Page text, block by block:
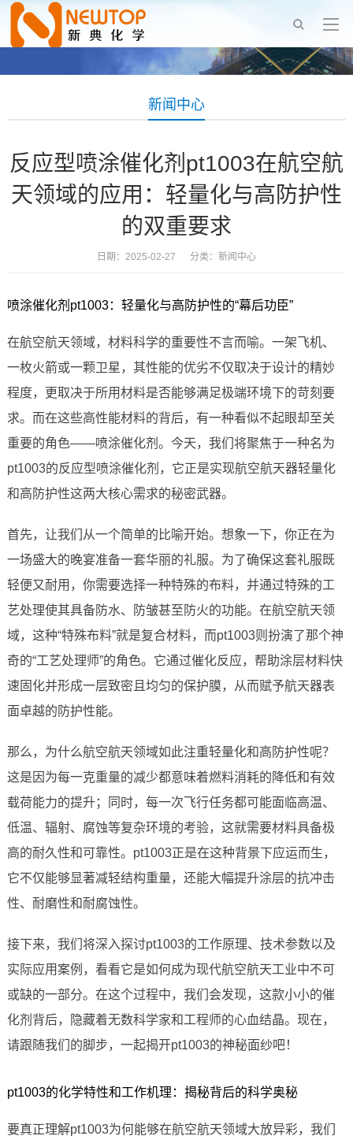
新闻中心
反应型喷涂催化剂pt1003在航空航
天领域的应用：轻量化与高防护性
的双重要求
日期：2025-02-27 分类： 新闻中心
喷涂催化剂pt1003：轻量化与高防护性的“幕后功臣”
在航空航天领域，材料科学的重要性不言而喻。一架飞机、
一枚火箭或一颗卫星，其性能的优劣不仅取决于设计的精妙
程度，更取决于所用材料是否能够满足极端环境下的苛刻要
求。而在这些高性能材料的背后，有一种看似不起眼却至关
重要的角色——喷涂催化剂。今天，我们将聚焦于一种名为
pt1003的反应型喷涂催化剂，它正是实现航空航天器轻量化
和高防护性这两大核心需求的秘密武器。
首先，让我们从一个简单的比喻开始。想象一下，你正在为
一场盛大的晚宴准备一套华丽的礼服。为了确保这套礼服既
轻便又耐用，你需要选择一种特殊的布料，并通过特殊的工
艺处理使其具备防水、防皱甚至防火的功能。在航空航天领
域，这种“特殊布料”就是复合材料，而pt1003则扮演了那个神
奇的“工艺处理师”的角色。它通过催化反应，帮助涂层材料快
速固化并形成一层致密且均匀的保护膜，从而赋予航天器表
面卓越的防护性能。
那么，为什么航空航天领域如此注重轻量化和高防护性呢？
这是因为每一克重量的减少都意味着燃料消耗的降低和有效
载荷能力的提升；同时，每一次飞行任务都可能面临高温、
低温、辐射、腐蚀等复杂环境的考验，这就需要材料具备极
高的耐久性和可靠性。pt1003正是在这种背景下应运而生，
它不仅能够显著减轻结构重量，还能大幅提升涂层的抗冲击
性、耐磨性和耐腐蚀性。
接下来，我们将深入探讨pt1003的工作原理、技术参数以及
实际应用案例，看看它是如何成为现代航空航天工业中不可
或缺的一部分。在这个过程中，我们会发现，这款小小的催
化剂背后，隐藏着无数科学家和工程师的心血结晶。现在，
请跟随我们的脚步，一起揭开pt1003的神秘面纱吧！
pt1003的化学特性和工作机理：揭秘背后的科学奥秘
要真正理解pt1003为何能够在航空航天领域大放异彩，我们